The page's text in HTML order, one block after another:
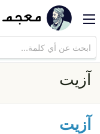
آزيت
آزيت